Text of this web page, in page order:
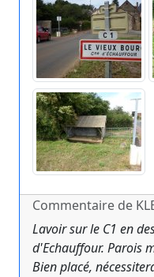
Commentaire de
Lavoir sur le C1 en
d'Echauffour. Parois
Bien placé,